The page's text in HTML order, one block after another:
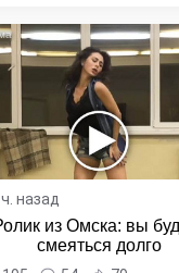
назад
из Омска: вы
смеяться долго